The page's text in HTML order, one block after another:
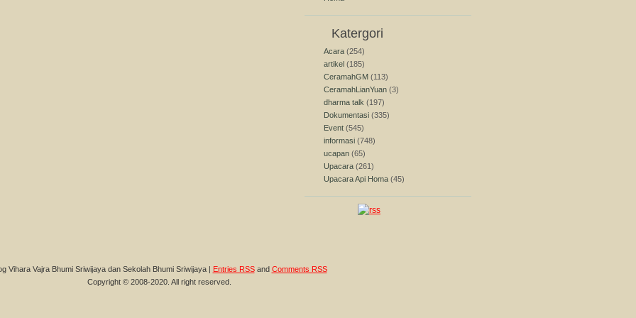
Katergori
Acara (254)
artikel (185)
CeramahGM (113)
CeramahLianYuan (3)
dharma talk (197)
Dokumentasi (335)
Event (545)
informasi (748)
ucapan (65)
Upacara (261)
Upacara Api Homa (45)
Vihara Vajra Bhumi Sriwijaya dan Sekolah Bhumi Sriwijaya | Entries RSSand Comments RSS
Copyright © 2008-2020. All right reserved.